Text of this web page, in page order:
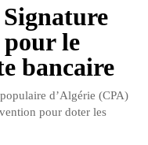
pour le
bancaire
d’Algérie (CPA)
pour doter les